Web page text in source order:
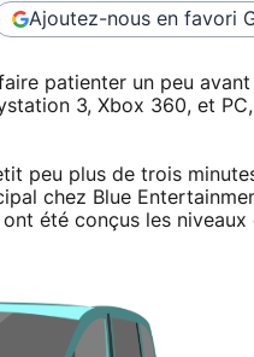
Ajoutez-nous en favori
patienter un peu
3, Xbox 360, et
peu plus de trois
chez Blue
été conçus les